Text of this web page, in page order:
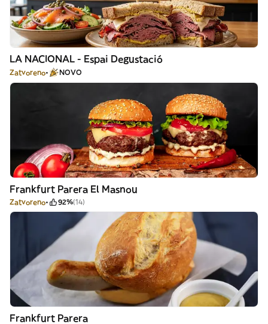
LA NACIONAL - Espai Degustació
Zatvoreno NOVO
Frankfurt Parera El Masnou
Zatvoreno 92%(14)
Frankfurt Parera